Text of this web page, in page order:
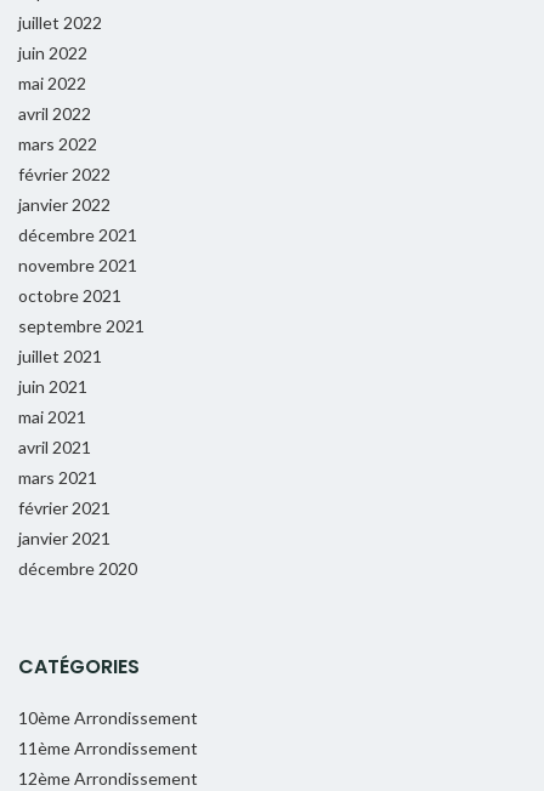
juillet 2022
juin 2022
mai 2022
avril 2022
mars 2022
février 2022
janvier 2022
décembre 2021
novembre 2021
octobre 2021
septembre 2021
juillet 2021
juin 2021
mai 2021
avril 2021
mars 2021
février 2021
janvier 2021
décembre 2020
CATÉGORIES
10ème Arrondissement
11ème Arrondissement
12ème Arrondissement